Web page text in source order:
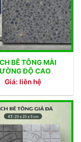
BÊ TÔNG MÀI
ĐỘ CAO
Giá: liên hệ